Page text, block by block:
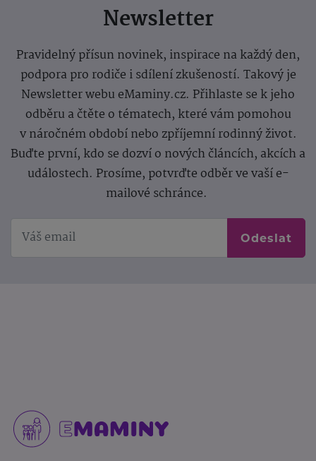
Newsletter
Pravidelný přísun novinek, inspirace na každý den,
podpora pro rodiče i sdílení zkušeností. Takový je
Newsletter webu eMaminy.cz. Přihlaste se k jeho
odběru a čtěte o tématech, které vám pomohou
v náročném období nebo zpříjemní rodinný život.
Buďte první, kdo se dozví o nových článcích, akcích a
událostech. Prosíme, potvrďte odběr ve vaší e-
mailové schránce.
Odeslat